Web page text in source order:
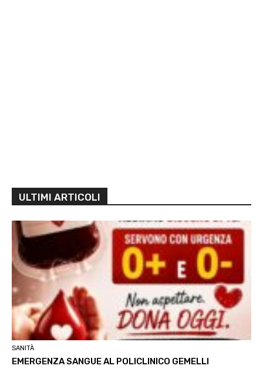
ULTIMI ARTICOLI
SANITÀ
EMERGENZA SANGUE AL POLICLINICO GEMELLI